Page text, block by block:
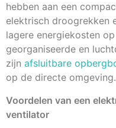
hebben aan een
elektrisch droogrekken
lagere energiekosten
georganiseerde en
zijn afsluitbare
op de directe omgeving.
Voordelen van een
ventilator